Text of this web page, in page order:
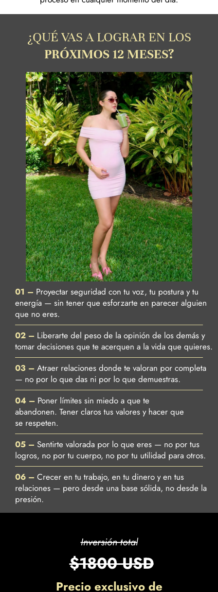
¿QUÉ VAS A LOGRAR EN LOS
PRÓXIMOS 12 MESES?
01 – Proyectar seguridad con tu voz, tu postura y tu
energía — sin tener que esforzarte en parecer alguien
que no eres.
02 – Liberarte del peso de la opinión de los demás y
tomar decisiones que te acerquen a la vida que quieres.
03 – Atraer relaciones donde te valoran por completa
— no por lo que das ni por lo que demuestras.
04 – Poner límites sin miedo a que te
abandonen. Tener claros tus valores y hacer que
se respeten.
05 – Sentirte valorada por lo que eres — no por tus
logros, no por tu cuerpo, no por tu utilidad para otros.
06 – Crecer en tu trabajo, en tu dinero y en tus
relaciones — pero desde una base sólida, no desde la
presión.
Inversión total
$1800 USD
Precio exclusivo de